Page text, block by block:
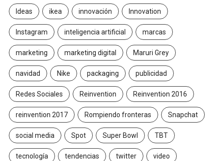
Ideas ikea innovación Innovation
Instagram inteligencia artificial marcas
marketing marketing digital Maruri Grey
navidad Nike packaging publicidad
Redes Sociales Reinvention Reinvention 2016
reinvention 2017 Rompiendo fronteras Snapchat
social media Spot Super Bowl TBT
tecnología tendencias twitter video